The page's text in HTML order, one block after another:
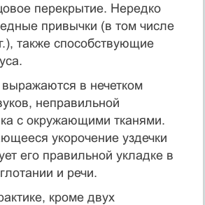
перекрытие. Нередко
привычки (в том числе
также способствующие
в нечетком
неправильной
с окружающими тканями.
укорочение уздечки
его правильной укладке в
и речи.
кроме двух